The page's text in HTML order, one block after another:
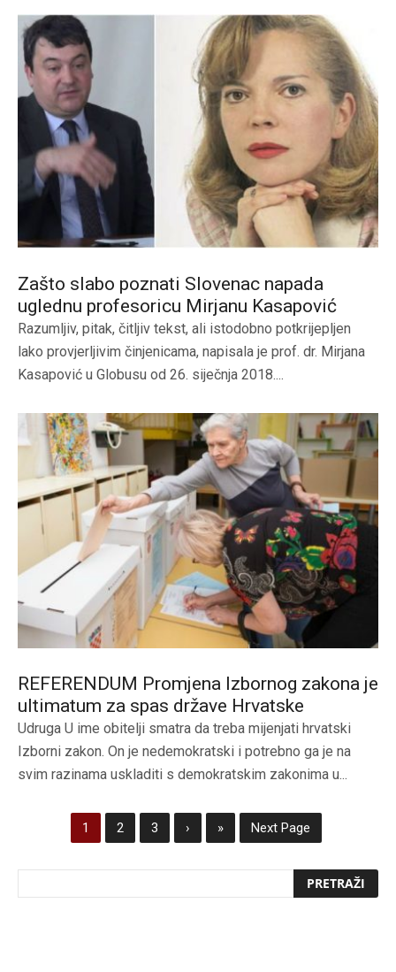
Zašto slabo poznati Slovenac napada
uglednu profesoricu Mirjanu Kasapović
Razumljiv, pitak, čitljiv tekst, ali istodobno potkrijepljen
lako provjerljivim činjenicama, napisala je prof. dr. Mirjana
Kasapović u Globusu od 26. siječnja 2018....
REFERENDUM Promjena Izbornog zakona je
ultimatum za spas države Hrvatske
Udruga U ime obitelji smatra da treba mijenjati hrvatski
Izborni zakon. On je nedemokratski i potrebno ga je na
svim razinama uskladiti s demokratskim zakonima u...
1 2 3 › » Next Page